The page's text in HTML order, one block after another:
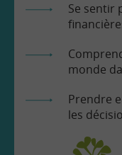
Se sentir
monde
Prendre
les